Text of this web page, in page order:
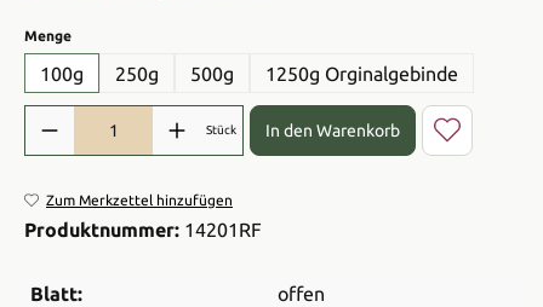
Mengeauswählen
100g 250g 500g 1250g Orginalgebinde
Produkt Anzahl: Gib den gewünschten Wert ein oder benutze die
Stück In den Warenkorb
Zum Merkzettel hinzufügen
Produktnummer: 14201RF
Blatt:
offen